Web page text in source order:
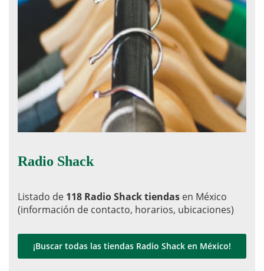
Radio Shack
Listado de 118 Radio Shack tiendas en México
(información de contacto, horarios, ubicaciones)
¡Buscar todas las tiendas Radio Shack en México!